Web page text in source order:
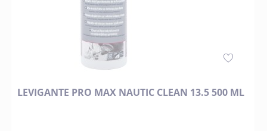
LEVIGANTE PRO MAX NAUTIC CLEAN 13.5 500 ML